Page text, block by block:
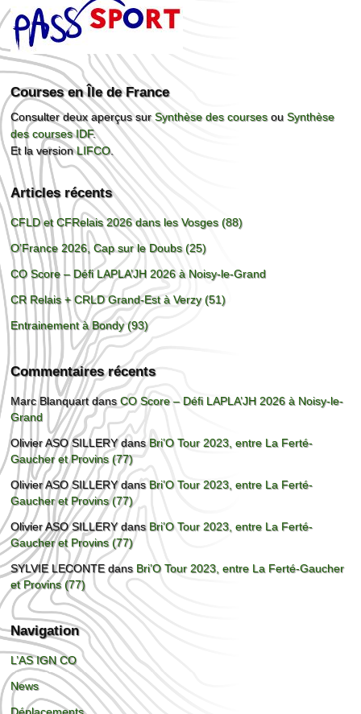
Courses en Île de France
Consulter deux aperçus surSynthèse des coursesouSynthèse
des courses IDF.
Et la versionLIFCO.
Articles récents
CFLD et CFRelais 2026 dans les Vosges (88)
O’France 2026, Cap sur le Doubs (25)
CO Score – Défi LAPLA’JH 2026 à Noisy-le-Grand
CR Relais + CRLD Grand-Est à Verzy (51)
Entrainement à Bondy (93)
Commentaires récents
Marc BlanquartdansCO Score – Défi LAPLA’JH 2026 à Noisy-le-
Grand
Olivier ASO SILLERYdansBri’O Tour 2023, entre La Ferté-
Gaucher et Provins (77)
Olivier ASO SILLERYdansBri’O Tour 2023, entre La Ferté-
Gaucher et Provins (77)
Olivier ASO SILLERYdans Bri’O Tour 2023, entre La Ferté-
Gaucher et Provins (77)
SYLVIE LECONTEdans Bri’O Tour 2023, entre La Ferté-Gaucher
et Provins (77)
Navigation
L’AS IGN CO
News